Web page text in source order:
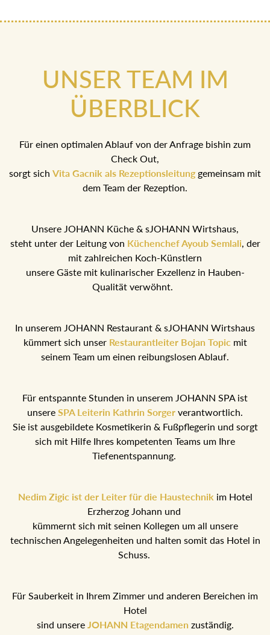
UNSER TEAM IM
ÜBERBLICK
Für einen optimalen Ablauf von der Anfrage bishin zum
Check Out,
sorgt sich Vita Gacnik als Rezeptionsleitunggemeinsam mit
dem Team der Rezeption.
Unsere JOHANN Küche & sJOHANN Wirtshaus,
steht unter der Leitung von Küchenchef Ayoub Semlali, der
mit zahlreichen Koch-Künstlern
unsere Gäste mit kulinarischer Exzellenz in Hauben-
Qualität verwöhnt.
In unserem JOHANN Restaurant & sJOHANN Wirtshaus
kümmert sich unser Restaurantleiter Bojan Topic mit
seinem Team um einen reibungslosen Ablauf.
Für entspannte Stunden in unserem JOHANN SPA ist
unsere SPA Leiterin Kathrin Sorger verantwortlich.
Sie ist ausgebildete Kosmetikerin & Fußpflegerin und sorgt
sich mit Hilfe Ihres kompetenten Teams um Ihre
Tiefenentspannung.
Nedim Zigic ist der Leiter für die Haustechnik im Hotel
Erzherzog Johann und
kümmernt sich mit seinen Kollegen um all unsere
technischen Angelegenheiten und halten somit das Hotel in
Schuss.
Für Sauberkeit in Ihrem Zimmer und anderen Bereichen im
Hotel
sind unsereJOHANN Etagendamen zuständig.